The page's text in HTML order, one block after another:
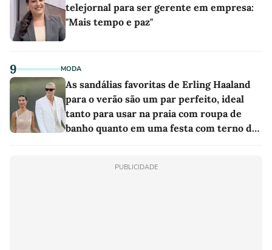
telejornal para ser gerente em empresa:
"Mais tempo e paz"
9 MODA
As sandálias favoritas de Erling Haaland
para o verão são um par perfeito, ideal
tanto para usar na praia com roupa de
banho quanto em uma festa com terno de
PUBLICIDADE